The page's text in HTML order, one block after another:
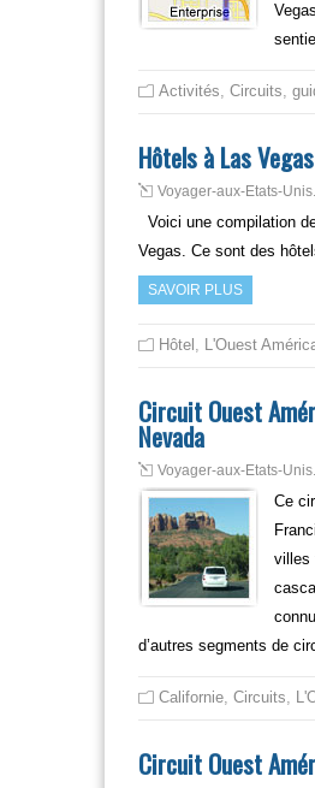
Activités, Circuits,
Hôtels à Las
Voyager-aux-Etats-
Voici une compilation
Vegas. Ce sont des
SAVOIR PLUS
Hôtel , L'Ouest
Circuit Ouest
Nevada
Voyager-aux-Etats-
Ce
villes
d’autres segments de
Californie, Circuits,
Circuit Ouest